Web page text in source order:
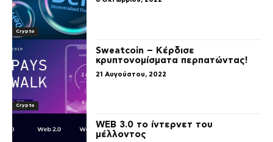
Crypto
Crypto
Sweatcoin – Κέρδισε
κρυπτονομίσματα περπατώντας!
21 Αυγούστου, 2022
WEB 3.0 το ίντερνετ του
μέλλοντος